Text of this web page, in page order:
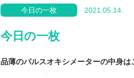
今日の一枚
今日の一枚 2021.05.14.
品薄のパルスオキシメーターの中身は